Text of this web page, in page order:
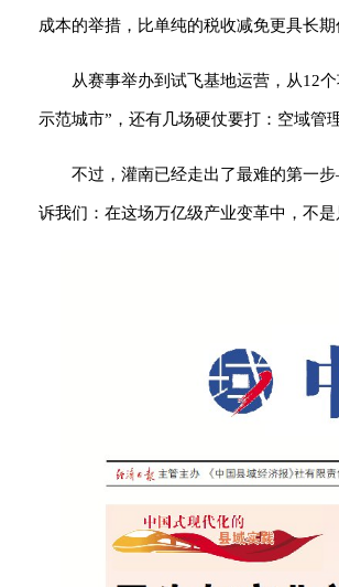
成本的举措，比单纯的税收减免更具长期
从赛事举办到试飞基地运营，从12
示范城市”，还有几场硬仗要打：空域
不过，灌南已经走出了最难的第一
诉我们：在这场万亿级产业变革中，不